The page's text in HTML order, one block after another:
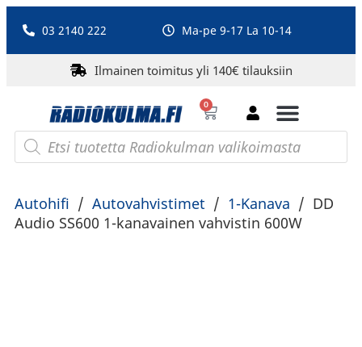
03 2140 222 Ma-pe 9-17 La 10-14
Ilmainen toimitus yli 140€ tilauksiin
0
Autohifi / Autovahvistimet / 1-Kanava / DD
Audio SS600 1-kanavainen vahvistin 600W